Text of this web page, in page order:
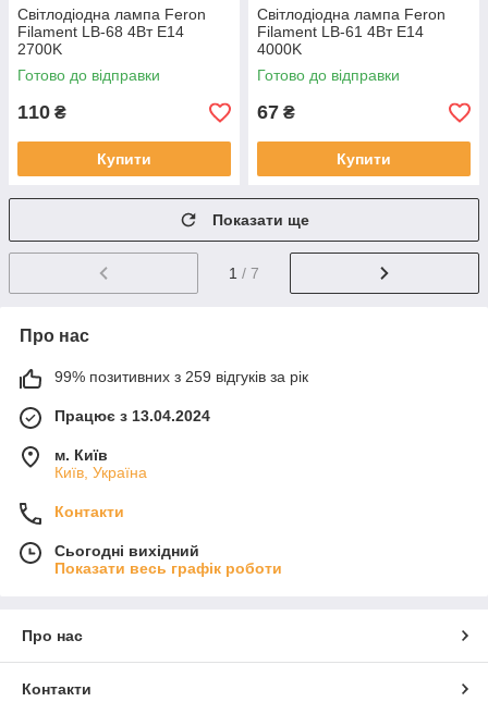
Світлодіодна лампа Feron
Filament LB-68 4Вт E14
2700K
Готово до відправки
110 ₴
Купити
Світлодіодна лампа Feron
Filament LB-61 4Вт E14
4000K
Готово до відправки
67 ₴
Купити
Показати ще
1 / 7
Про нас
99% позитивних з 259 відгуків за рік
Працює з 13.04.2024
м. Київ
Київ, Україна
Контакти
Сьогодні вихідний
Показати весь графік роботи
Про нас
Контакти